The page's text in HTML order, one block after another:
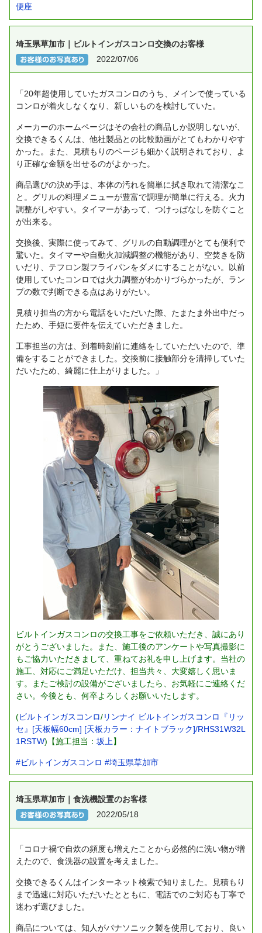
便座
埼玉県草加市｜ビルトインガスコンロ交換のお客様
2022/07/06
「20年超使用していたガスコンロのうち、メインで使っている
コンロが着火しなくなり、新しいものを検討していた。
メーカーのホームページはその会社の商品しか説明しないが、
交換できるくんは、他社製品との比較動画がとてもわかりやす
かった。また、見積もりのページも細かく説明されており、よ
り正確な金額を出せるのがよかった。
商品選びの決め手は、本体の汚れを簡単に拭き取れて清潔なこ
と。グリルの料理メニューが豊富で調理が簡単に行える。火力
調整がしやすい。タイマーがあって、つけっぱなしを防ぐこと
が出来る。
交換後、実際に使ってみて、グリルの自動調理がとても便利で
驚いた。タイマーや自動火加減調整の機能があり、空焚きを防
いだり、テフロン製フライパンをダメにすることがない。以前
使用していたコンロでは火力調整がわかりづらかったが、ラン
プの数で判断できる点はありがたい。
見積り担当の方から電話をいただいた際、たまたま外出中だっ
たため、手短に要件を伝えていただきました。
工事担当の方は、到着時刻前に連絡をしていただいたので、準
備をすることができました。交換前に接触部分を清掃していた
だいたため、綺麗に仕上がりました。」
ビルトインガスコンロの交換工事をご依頼いただき、誠にあり
がとうございました。また、施工後のアンケートや写真撮影に
もご協力いただきまして、重ねてお礼を申し上げます。当社の
施工、対応にご満足いただけ、担当共々、大変嬉しく思いま
す。またご検討の設備がございましたら、お気軽にご連絡くだ
さい。今後とも、何卒よろしくお願いいたします。
(ビルトインガスコンロ/リンナイ ビルトインガスコンロ『リッ
セ』[天板幅60cm] [天板カラー：ナイトブラック]/RHS31W32L
1RSTW)【施工担当： 坂上】
#ビルトインガスコンロ #埼玉県草加市
埼玉県草加市｜食洗機設置のお客様
2022/05/18
「コロナ禍で自炊の頻度も増えたことから必然的に洗い物が増
えたので、食洗器の設置を考えました。
交換できるくんはインターネット検索で知りました。見積もり
まで迅速に対応いただいたとともに、電話でのご対応も丁寧で
迷わず選びました。
商品については、知人がパナソニック製を使用しており、良い